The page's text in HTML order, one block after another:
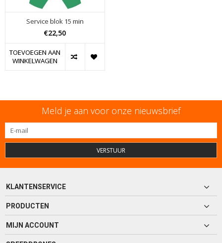
Service blok 15 min
€22,50
TOEVOEGEN AAN
WINKELWAGEN
Meld je aan voor onze nieuwsbrief
VERSTUUR
KLANTENSERVICE
PRODUCTEN
MIJN ACCOUNT